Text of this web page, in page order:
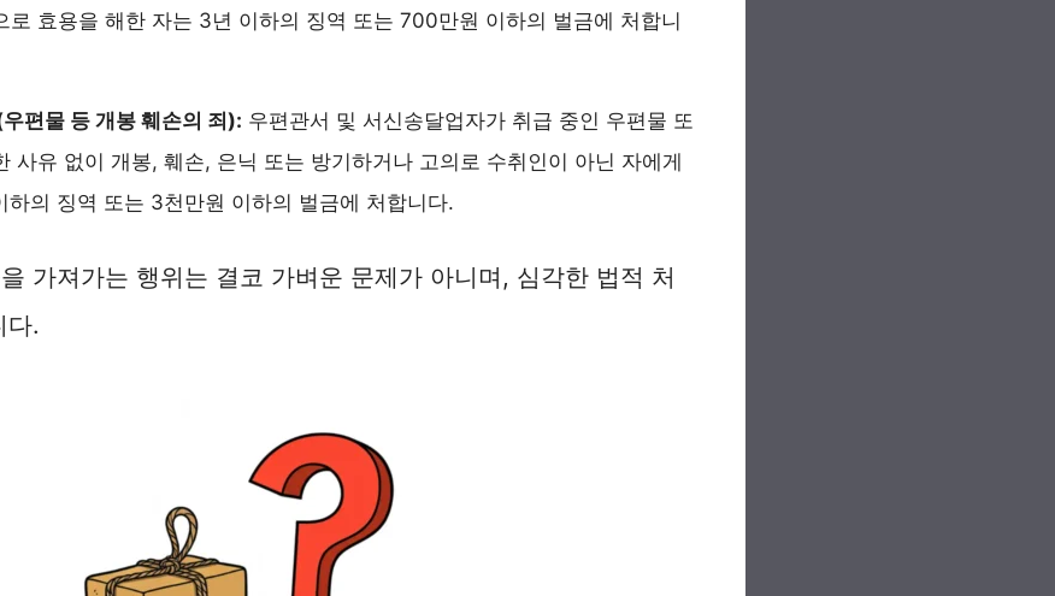
로 효용을 해한 자는 3년 이하의 징역 또는 700만원 이하의 벌금에 처합니
편물 등 개봉 훼손의 죄): 우편관서 및 서신송달업자가 취급 중인 우편물 또
사유 없이 개봉, 훼손, 은닉 또는 방기하거나 고의로 수취인이 아닌 자에게
하의 징역 또는 3천만원 이하의 벌금에 처합니다.
가져가는 행위는 결코 가벼운 문제가 아니며, 심각한 법적 처
다.